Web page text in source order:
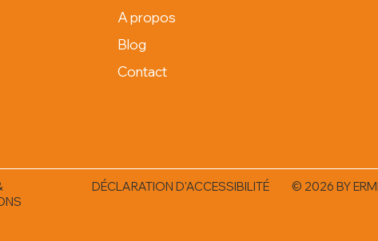
DÉCLARATION D'ACCESSIBILITÉ © 2026 BY
A propos
Blog
Contact